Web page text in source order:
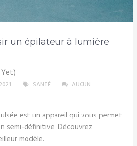
un épilateur à lumière
SANTÉ
AUCUN
est un appareil qui vous permet
semi-définitive. Découvrez
modèle.